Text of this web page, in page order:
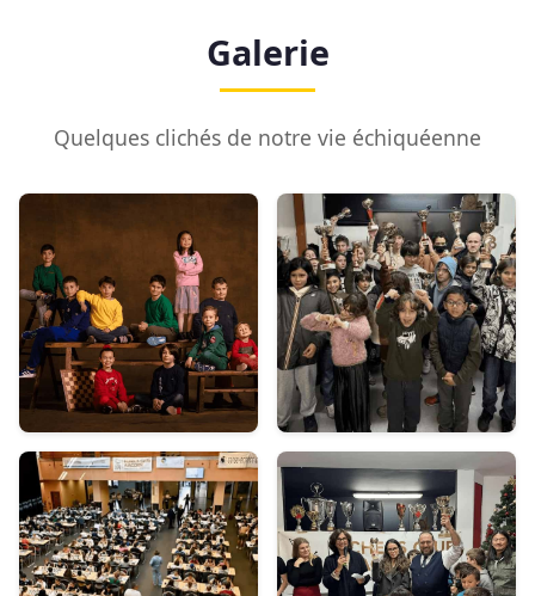
Galerie
Quelques clichés de notre vie échiquéenne